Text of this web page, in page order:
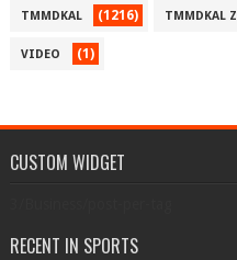
TMMDKAL (1216) TMMDKAL Z
VIDEO (1)
CUSTOM WIDGET
RECENT IN SPORTS